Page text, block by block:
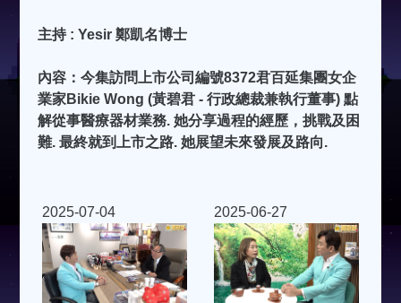
主持 : Yesir 鄭凱名博士
內容：今集訪問上市公司編號8372君百延集團女企
業家Bikie Wong (黃碧君 - 行政總裁兼執行董事) 點
解從事醫療器材業務. 她分享過程的經歷，挑戰及困
難. 最終就到上市之路. 她展望未來發展及路向.
2025-07-04 2025-06-27